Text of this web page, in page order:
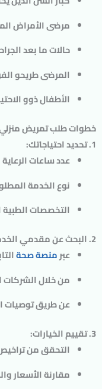
مرضى الأمراض
حالات ما بعد
المرضى طريحو
الأطفالذوو
خطوات طلب تمريض
1. تحديد احتياجاتك:
عدد ساعات
نوع الخدمة
التخصصات الطبية
2. البحث عن مقدمي الخدمة:
عبرمنصة صحة
من خلال الشركات
عن طريق توصيات
3. تقييم الخيارات:
التحقق من
مقارنة الأسعار